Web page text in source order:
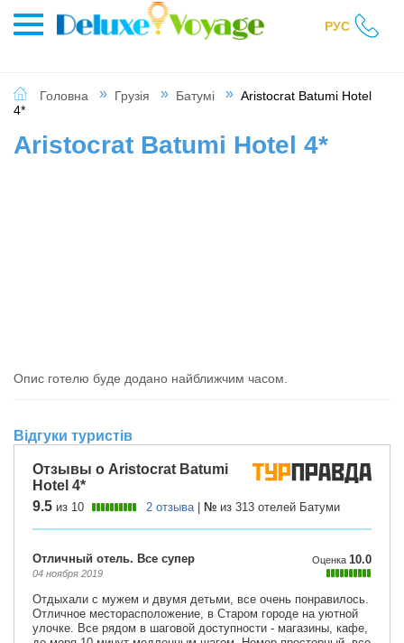
РУС
Головна Грузія Батумі
Aristocrat Batumi Hotel
4*
Aristocrat Batumi Hotel 4*
Опис готелю буде додано найближчим часом.
Відгуки туристів